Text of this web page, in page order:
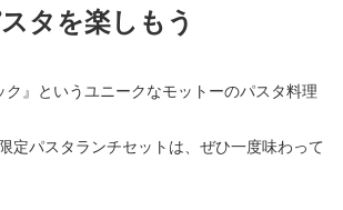
タを楽しもう
ク』というユニークなモットーのパスタ料理
定パスタランチセットは、ぜひ一度味わって